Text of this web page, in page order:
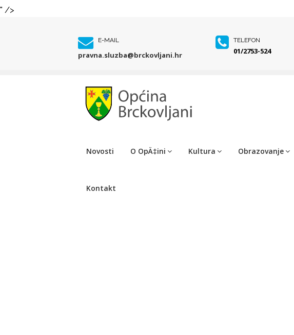
" />
E-MAIL
pravna.sluzba@brckovljani.hr
TELEFON
01/2753-524
Novosti O OpÄ‡ini Kultura Obrazovanje
Kontakt